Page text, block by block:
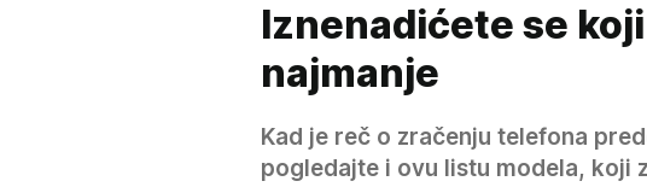
Iznenadićete se
najmanje
Kad je reč o zračenju telefona
pogledajte i ovu listu modela, koji